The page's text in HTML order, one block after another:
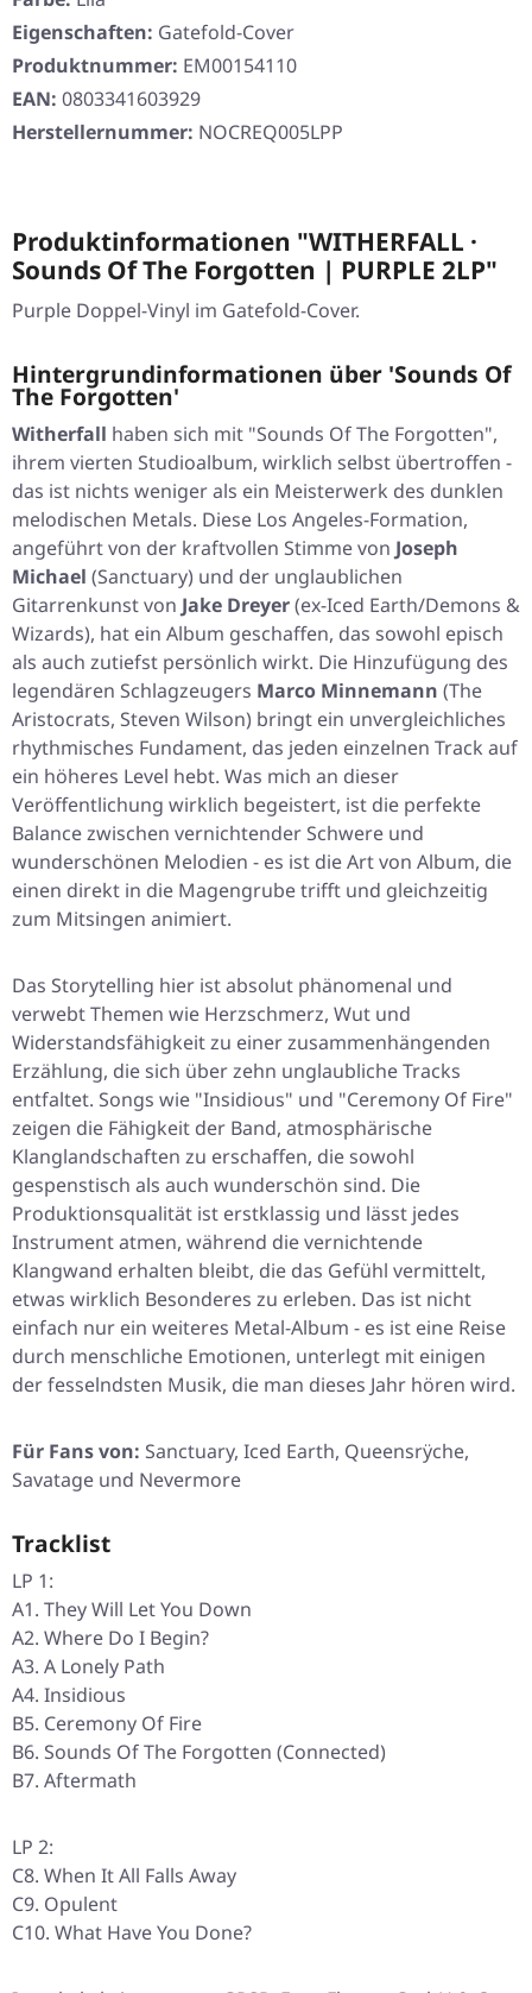
Eigenschaften: Gatefold-Cover
Produktnummer: EM00154110
EAN: 0803341603929
Herstellernummer: NOCREQ005LPP
Produktinformationen "WITHERFALL ·
Sounds Of The Forgotten | PURPLE 2LP"
Purple Doppel-Vinyl im Gatefold-Cover.
Hintergrundinformationen über 'Sounds Of
The Forgotten'
Witherfall haben sich mit "Sounds Of The Forgotten",
ihrem vierten Studioalbum, wirklich selbst übertroffen -
das ist nichts weniger als ein Meisterwerk des dunklen
melodischen Metals. Diese Los Angeles-Formation,
angeführt von der kraftvollen Stimme von Joseph
Michael (Sanctuary) und der unglaublichen
Gitarrenkunst von Jake Dreyer(ex-Iced Earth/Demons &
Wizards), hat ein Album geschaffen, das sowohl episch
als auch zutiefst persönlich wirkt. Die Hinzufügung des
legendären Schlagzeugers Marco Minnemann (The
Aristocrats, Steven Wilson) bringt ein unvergleichliches
rhythmisches Fundament, das jeden einzelnen Track auf
ein höheres Level hebt. Was mich an dieser
Veröffentlichung wirklich begeistert, ist die perfekte
Balance zwischen vernichtender Schwere und
wunderschönen Melodien - es ist die Art von Album, die
einen direkt in die Magengrube trifft und gleichzeitig
zum Mitsingen animiert.
Das Storytelling hier ist absolut phänomenal und
verwebt Themen wie Herzschmerz, Wut und
Widerstandsfähigkeit zu einer zusammenhängenden
Erzählung, die sich über zehn unglaubliche Tracks
entfaltet. Songs wie "Insidious" und "Ceremony Of Fire"
zeigen die Fähigkeit der Band, atmosphärische
Klanglandschaften zu erschaffen, die sowohl
gespenstisch als auch wunderschön sind. Die
Produktionsqualität ist erstklassig und lässt jedes
Instrument atmen, während die vernichtende
Klangwand erhalten bleibt, die das Gefühl vermittelt,
etwas wirklich Besonderes zu erleben. Das ist nicht
einfach nur ein weiteres Metal-Album - es ist eine Reise
durch menschliche Emotionen, unterlegt mit einigen
der fesselndsten Musik, die man dieses Jahr hören wird.
Für Fans von: Sanctuary, Iced Earth, Queensrÿche,
Savatage und Nevermore
Tracklist
LP 1:
A1. They Will Let You Down
A2. Where Do I Begin?
A3. A Lonely Path
A4. Insidious
B5. Ceremony Of Fire
B6. Sounds Of The Forgotten (Connected)
B7. Aftermath
LP 2:
C8. When It All Falls Away
C9. Opulent
C10. What Have You Done?